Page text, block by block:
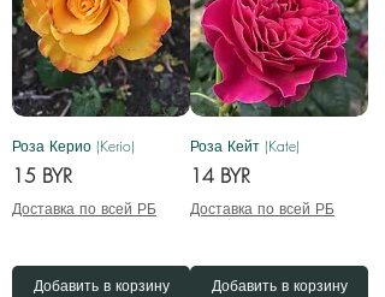
Роза Керио (Kerio)
Цена
15 BYR
Доставка по всей РБ
Добавить в корзину
Роза Кейт (Kate)
Цена
14 BYR
Доставка по всей РБ
Добавить в корзину